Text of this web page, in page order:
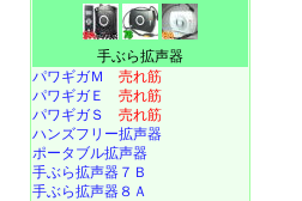
手ぶら拡声器
パワギガＭ 売れ筋
パワギガＥ 売れ筋
パワギガＳ 売れ筋
ハンズフリー拡声器
ポータブル拡声器
手ぶら拡声器７Ｂ
手ぶら拡声器８Ａ